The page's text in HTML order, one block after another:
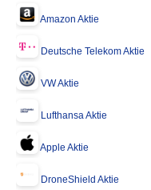
Amazon Aktie
Deutsche Telekom Aktie
VW Aktie
Lufthansa Aktie
Apple Aktie
DroneShield Aktie